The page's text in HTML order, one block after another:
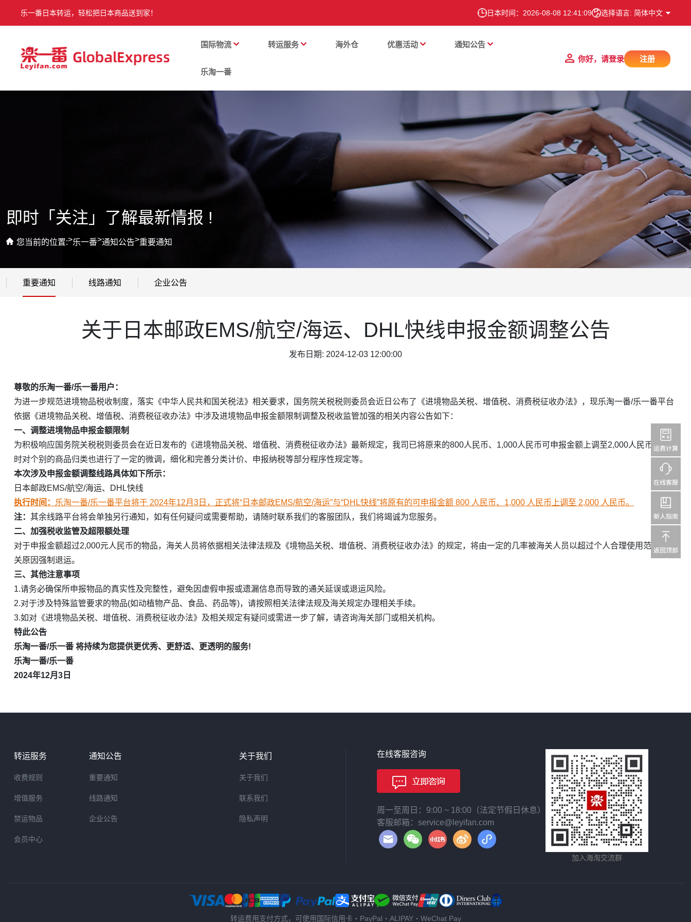
乐一番日本转运，轻松把日本商品送到家！ 日本时间： 2026-08-08 12:41:10 选择语言: 简体中文
国际物流 转运服务 海外仓 优惠活动 通知公告
乐淘一番
你好，请登录 注册
即时「关注」了解最新情报 !
您当前的位置:>乐一番>通知公告>重要通知
重要通知 线路通知 企业公告
关于日本邮政EMS/航空/海运、DHL快线申报金额调整公告
发布日期: 2024-12-03 12:00:00
尊敬的乐淘一番/乐一番用户：
为进一步规范进境物品税收制度，落实《中华人民共和国关税法》相关要求，国务院关税税则委员会近日公布了《进境物品关税、增值税、消费税征收办法》，现乐淘一番/乐一番平台
依据《进境物品关税、增值税、消费税征收办法》中涉及进境物品申报金额限制调整及税收监管加强的相关内容公告如下：
一、调整进境物品申报金额限制
为积极响应国务院关税税则委员会在近日发布的《进境物品关税、增值税、消费税征收办法》最新规定，我司已将原来的800人民币、1,000人民币可申报金额上调至2,000人民币，同
时对个别的商品归类也进行了一定的微调，细化和完善分类计价、申报纳税等部分程序性规定等。
本次涉及申报金额调整线路具体如下所示：
日本邮政EMS/航空/海运、DHL快线
执行时间： 乐淘一番/乐一番平台将于 2024年12月3日，正式将“日本邮政EMS/航空/海运”与“DHL快线”将原有的可申报金额 800 人民币、1,000 人民币上调至 2,000 人民币。
注： 其余线路平台将会单独另行通知，如有任何疑问或需要帮助，请随时联系我们的客服团队，我们将竭诚为您服务。
二、加强税收监管及超限额处理
对于申报金额超过2,000元人民币的物品，海关人员将依据相关法律法规及《境物品关税、增值税、消费税征收办法》的规定，将由一定的几率被海关人员以超过个人合理使用范围等相
关原因强制退运。
三、其他注意事项
1.请务必确保所申报物品的真实性及完整性，避免因虚假申报或遗漏信息而导致的通关延误或退运风险。
2.对于涉及特殊监管要求的物品(如动植物产品、食品、药品等)，请按照相关法律法规及海关规定办理相关手续。
3.如对《进境物品关税、增值税、消费税征收办法》及相关规定有疑问或需进一步了解，请咨询海关部门或相关机构。
特此公告
乐淘一番/乐一番 将持续为您提供更优秀、更舒适、更透明的服务!
乐淘一番/乐一番
2024年12月3日
转运服务
收费规则
增值服务
禁运物品
会员中心
通知公告
重要通知
线路通知
企业公告
关于我们
关于我们
联系我们
隐私声明
在线客服咨询
周一至周日：9:00 ~ 18:00（法定节假日休息）
客服邮箱：service@leyifan.com
加入海淘交流群
转运费用支付方式，可使用国际信用卡・PayPal・ALIPAY・WeChat Pay